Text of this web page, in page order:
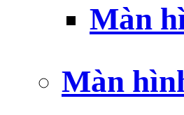
Màn
Màn